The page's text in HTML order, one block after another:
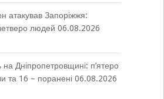
атакував Запоріжжя:
людей 06.08.2026
Дніпропетровщині: п’ятеро
та 16 – поранені 06.08.2026